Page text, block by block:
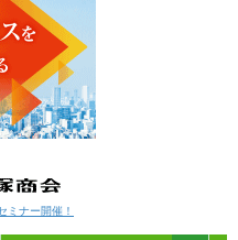
ミナー開催！